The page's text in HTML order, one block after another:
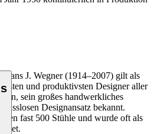
J. Wegner (1914–2007) gilt als
und produktivsten Designer aller
sein großes handwerkliches
Designansatz bekannt.
fast 500 Stühle und wurde oft als